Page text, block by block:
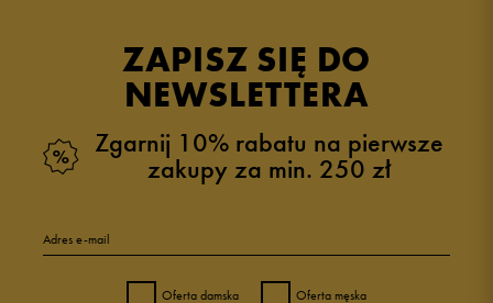
ZAPISZ SIĘ DO
NEWSLETTERA
Zgarnij 10% rabatu na pierwsze
zakupy za min. 250 zł
Adres e-mail
Oferta damska Oferta męska